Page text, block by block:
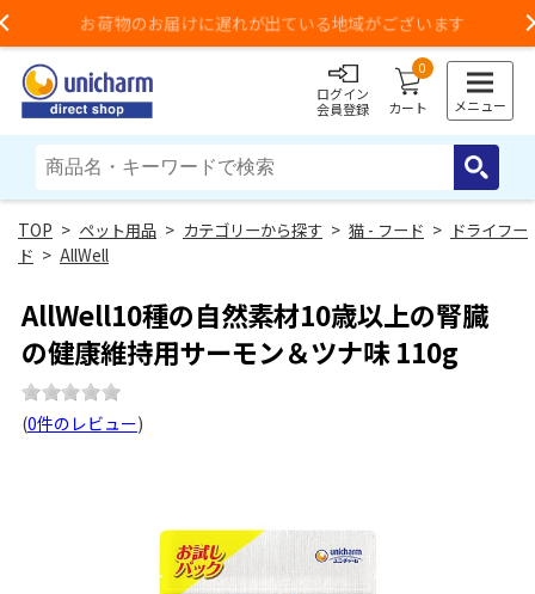
お荷物のお届けに遅れが出ている地域がございます
ログイン
会員登録
0
カート メニュー
> ペット用品 > カテゴリーから探す > 猫 - フード > ドライフー
ド > AllWell
AllWell10種の自然素材10歳以上の腎臓
の健康維持用サーモン＆ツナ味 110g
(0件のレビュー)